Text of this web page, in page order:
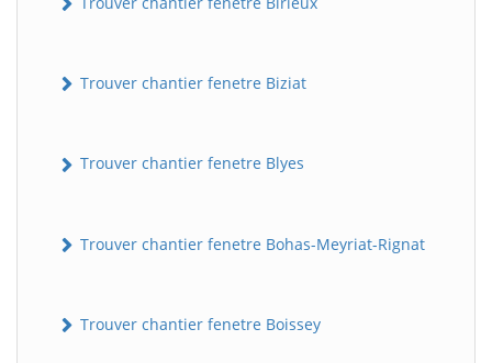
Trouver chantier fenetre Biziat
Trouver chantier fenetre Blyes
Trouver chantier fenetre Bohas-Meyriat-Rignat
Trouver chantier fenetre Boissey